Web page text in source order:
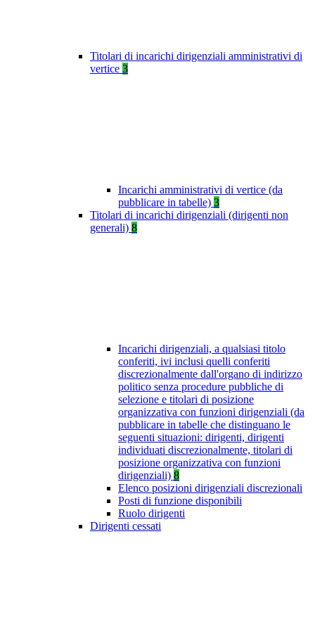
Titolari di incarichi dirigenziali amministrativi di
vertice 3
Incarichi amministrativi di vertice (da
pubblicare in tabelle) 3
Titolari di incarichi dirigenziali (dirigenti non
generali) 8
Incarichi dirigenziali, a qualsiasi titolo
conferiti, ivi inclusi quelli conferiti
discrezionalmente dall'organo di indirizzo
politico senza procedure pubbliche di
selezione e titolari di posizione
organizzativa con funzioni dirigenziali (da
pubblicare in tabelle che distinguano le
seguenti situazioni: dirigenti, dirigenti
individuati discrezionalmente, titolari di
posizione organizzativa con funzioni
dirigenziali) 8
Elenco posizioni dirigenziali discrezionali
Posti di funzione disponibili
Ruolo dirigenti
Dirigenti cessati